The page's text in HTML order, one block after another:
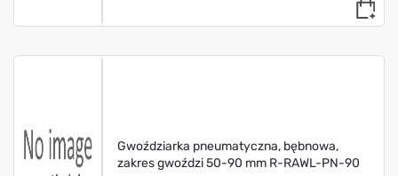
Gwoździarka pneumatyczna, bębnowa,
zakres gwoździ 50-90 mm R-RAWL-PN-90